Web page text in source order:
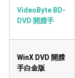
VideoByte BD-
DVD 開膛手
WinX DVD 開膛
手白金版